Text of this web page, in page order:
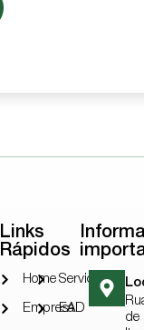
Links
Rápidos
Home
Empresa
Serviços
EAD
de